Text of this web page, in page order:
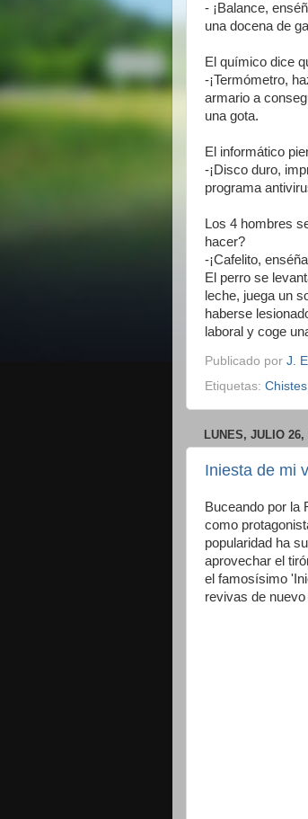
- ¡Balance,
una docena de
El químico dice
-¡Termómetro,
armario a
una gota.
El informático
-¡Disco duro,
programa
Los 4 hombres
hacer?
-¡Cafelito,
El perro se
leche, juega un
haberse
laboral y coge
Publicado por J.
Etiquetas: Chistes
LUNES, JULIO 26,
Iniesta de mi
Buceando por la
como
popularidad ha
aprovechar el
el famosísimo
revivas de